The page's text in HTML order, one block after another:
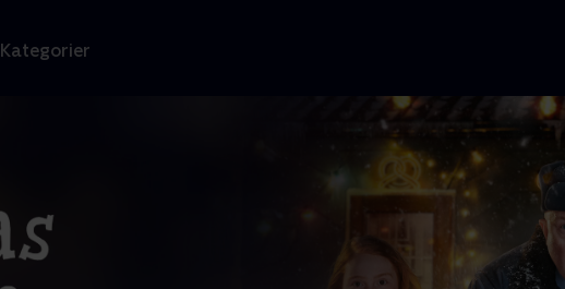
Kategorier